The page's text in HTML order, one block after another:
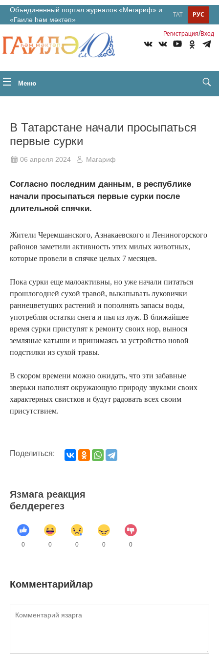
Объединенный портал журналов «Мәгариф» и
«Гаилә һәм мәктәп»
РУС
ТАТ
Регистрация/Вход
Меню
В Татарстане начали просыпаться
первые сурки
06 апреля 2024 Магариф
Согласно последним данным, в республике
начали просыпаться первые сурки после
длительной спячки.
Жители Черемшанского, Азнакаевского и Лениногорского
районов заметили активность этих милых животных,
которые провели в спячке целых 7 месяцев.
Пока сурки еще малоактивны, но уже начали питаться
прошлогодней сухой травой, выкапывать луковички
раннецветущих растений и пополнять запасы воды,
употребляя остатки снега и пья из луж. В ближайшее
время сурки приступят к ремонту своих нор, вынося
земляные катыши и принимаясь за устройство новой
подстилки из сухой травы.
В скором времени можно ожидать, что эти забавные
зверьки наполнят окружающую природу звуками своих
характерных свистков и будут радовать всех своим
присутствием.
Поделиться:
Язмага реакция
белдерегез
0 0 0 0 0
Комментарийлар